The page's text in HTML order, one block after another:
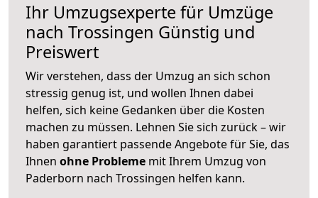
Ihr Umzugsexperte für Umzüge
nach Trossingen Günstig und
Preiswert
Wir verstehen, dass der Umzug an sich schon
stressig genug ist, und wollen Ihnen dabei
helfen, sich keine Gedanken über die Kosten
machen zu müssen. Lehnen Sie sich zurück – wir
haben garantiert passende Angebote für Sie, das
Ihnen ohne Probleme mit Ihrem Umzug von
Paderborn nach Trossingen helfen kann.